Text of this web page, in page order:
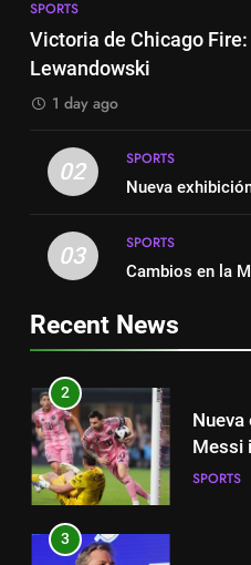
el
2
3
SPORTS
Victoria de Chicago
Lewandowski
1 day ago
02
SPORTS
Nueva
03
SPORTS
Cambios en la
Recent News
Suárez
SPORTS
8
SPORTS
1
el
2
Messi
SPORTS
3